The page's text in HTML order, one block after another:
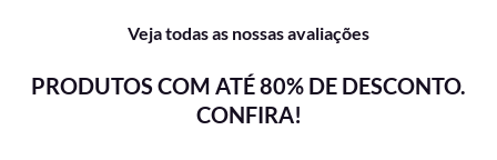
Veja todas as nossas avaliações
PRODUTOS COM ATÉ 80% DE DESCONTO.
CONFIRA!